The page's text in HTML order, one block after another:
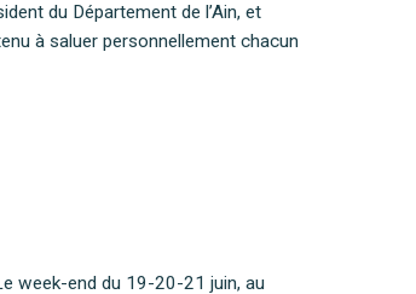
du Département de l’Ain, et
à saluer personnellement chacun
week-end du 19-20-21 juin, au